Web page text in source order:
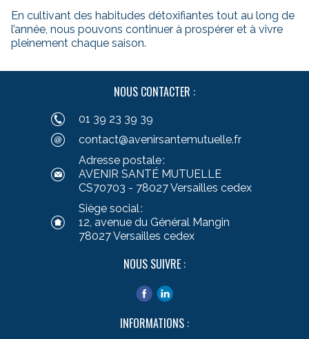
En cultivant des habitudes détoxifiantes tout au long de
l’année, nous pouvons continuer à prospérer et à vivre
pleinement chaque saison.
NOUS CONTACTER :
01 39 23 39 39
contact@avenirsantemutuelle.fr
Adresse postale :
AVENIR SANTÉ MUTUELLE
CS70703 - 78027 Versailles cedex
Siège social :
12, avenue du Général Mangin
78027 Versailles cedex
NOUS SUIVRE :
INFORMATIONS :